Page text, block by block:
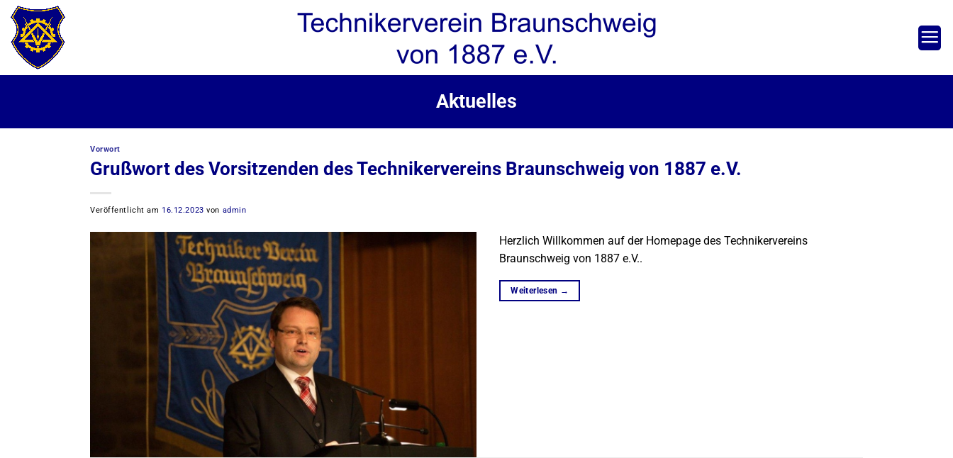
Zum
Inhalt
springen
Aktuelles
Vorwort
Grußwort des Vorsitzenden des Technikervereins Braunschweig von 1887 e.V.
Veröffentlicht am 16.12.2023 von admin
Herzlich Willkommen auf der Homepage des Technikervereins
Braunschweig von 1887 e.V..
Weiterlesen →